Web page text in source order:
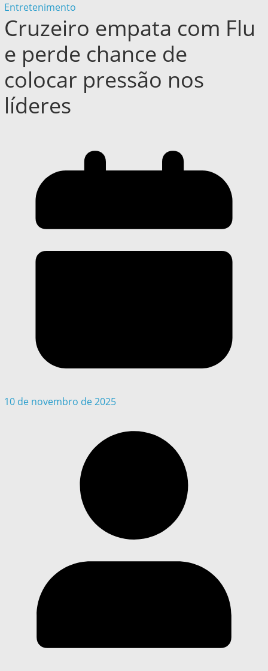
Entretenimento
Cruzeiro empata com Flu
e perde chance de
colocar pressão nos
líderes
10 de novembro de 2025